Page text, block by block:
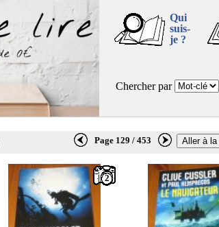
Qui
suis-
je ?
Chercher par
Page 129 / 453
2